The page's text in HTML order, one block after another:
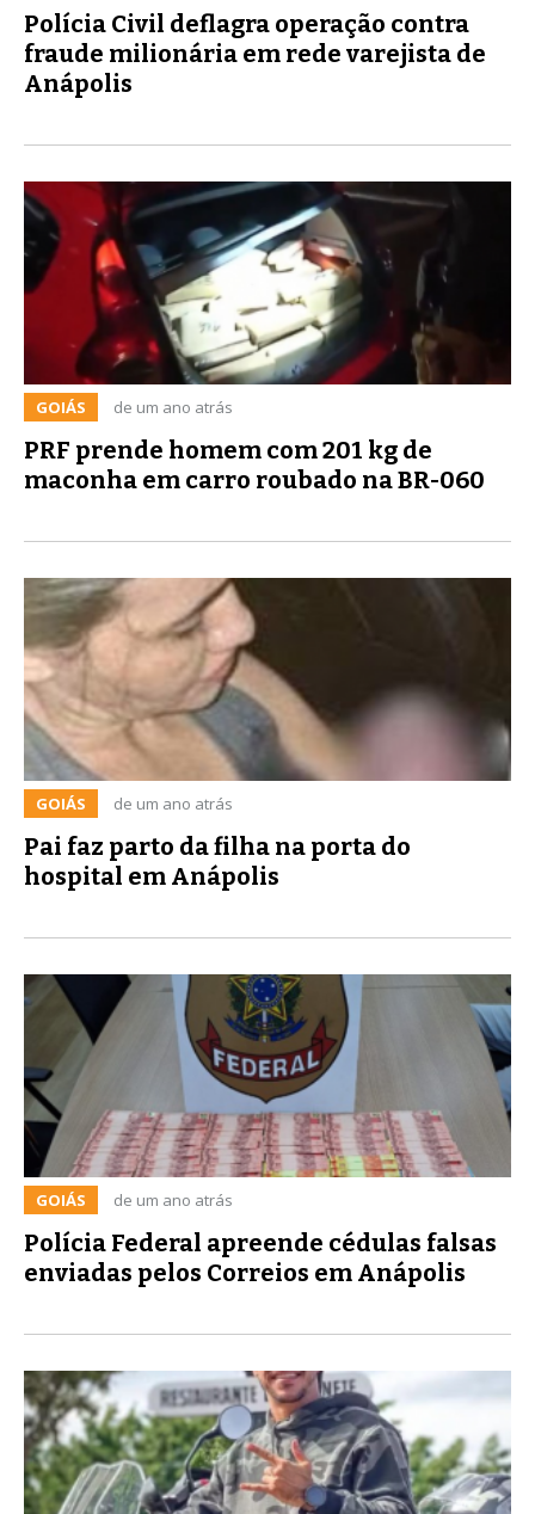
Polícia Civil deflagra operação contra
fraude milionária em rede varejista de
Anápolis
GOIÁS de um ano atrás
PRF prende homem com 201 kg de
maconha em carro roubado na BR-060
GOIÁS de um ano atrás
Pai faz parto da filha na porta do
hospital em Anápolis
GOIÁS de um ano atrás
Polícia Federal apreende cédulas falsas
enviadas pelos Correios em Anápolis